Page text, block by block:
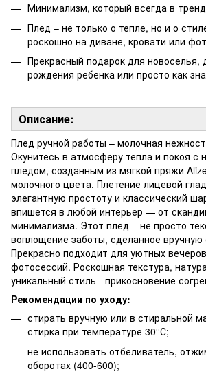
Минимализм, который всегда в
Плед – не только о тепле, но и о
роскошно на диване, кровати или
Прекрасный подарок для новоселья,
рождения ребенка или просто как
Описание:
Плед ручной работы – молочная
Окунитесь в атмосферу тепла и покоя
пледом, созданным из мягкой пряжи
молочного цвета. Плетение лицевой
элегантную простоту и классический
впишется в любой интерьер — от
минимализма. Этот плед – не просто
воплощение заботы, сделанное
Прекрасно подходит для уютных
фотосессий. Роскошная текстура,
уникальный стиль - прикосновение
Рекомендации по уходу:
стирать вручную или в стиральной
стирка при температуре 30°С;
не использовать отбеливатель,
оборотах (400-600);